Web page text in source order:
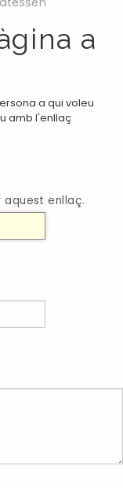
a
a qui voleu
amb l'enllaç
aquest enllaç.